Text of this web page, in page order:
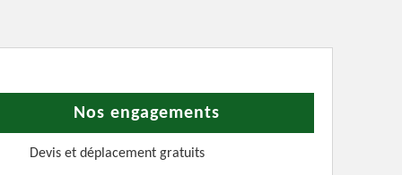
Nos engagements
Devis et déplacement gratuits